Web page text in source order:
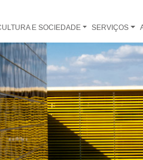
E SOCIEDADE SERVIÇOS